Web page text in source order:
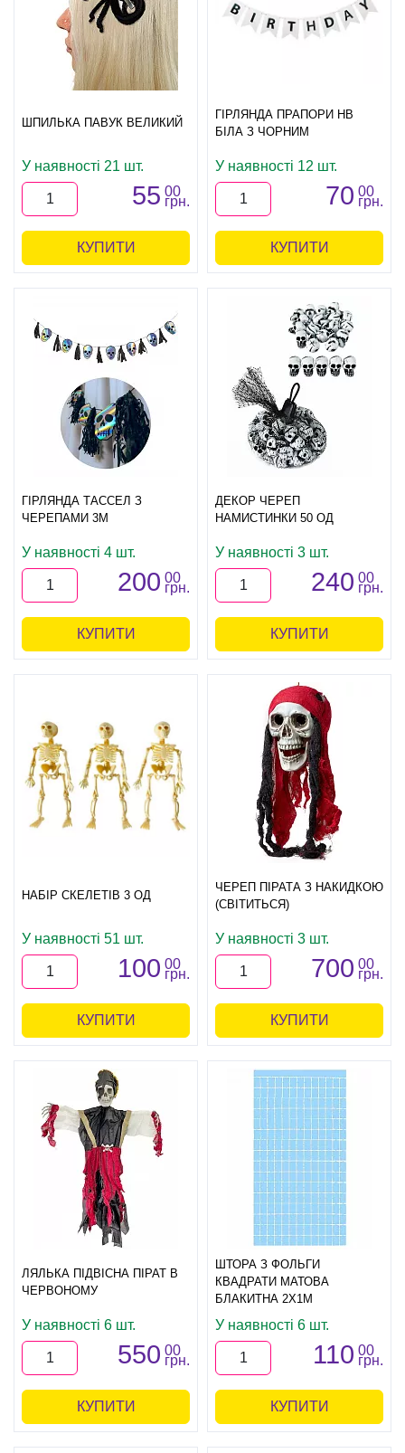
ШПИЛЬКА ПАВУК ВЕЛИКИЙ
У наявності 21 шт.
55 00
грн.
КУПИТИ
ГІРЛЯНДА ПРАПОРИ HB
БІЛА З ЧОРНИМ
У наявності 12 шт.
70 00
грн.
КУПИТИ
ГІРЛЯНДА ТАССЕЛ З
ЧЕРЕПАМИ 3М
У наявності 4 шт.
200 00
грн.
КУПИТИ
ДЕКОР ЧЕРЕП
НАМИСТИНКИ 50 ОД
У наявності 3 шт.
240 00
грн.
КУПИТИ
НАБІР СКЕЛЕТІВ 3 ОД
У наявності 51 шт.
100 00
грн.
КУПИТИ
ЧЕРЕП ПІРАТА З НАКИДКОЮ
(СВІТИТЬСЯ)
У наявності 3 шт.
700 00
грн.
КУПИТИ
ЛЯЛЬКА ПІДВІСНА ПІРАТ В
ЧЕРВОНОМУ
У наявності 6 шт.
550 00
грн.
КУПИТИ
ШТОРА З ФОЛЬГИ
КВАДРАТИ МАТОВА
БЛАКИТНА 2Х1М
У наявності 6 шт.
110 00
грн.
КУПИТИ